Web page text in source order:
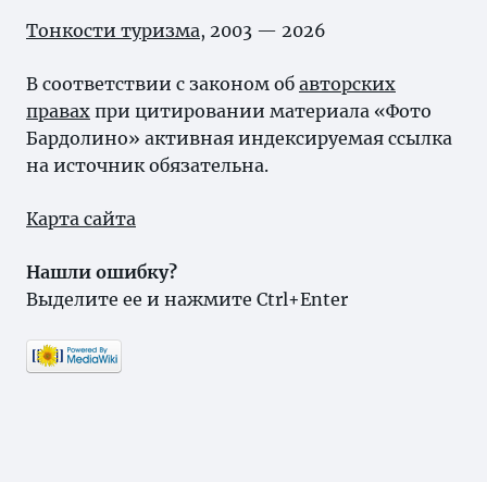
Тонкости туризма, 2003 — 2026
В соответствии с законом об авторских
правах при цитировании материала «Фото
Бардолино» активная индексируемая ссылка
на источник обязательна.
Карта сайта
Нашли ошибку?
Выделите ее и нажмите Ctrl+Enter